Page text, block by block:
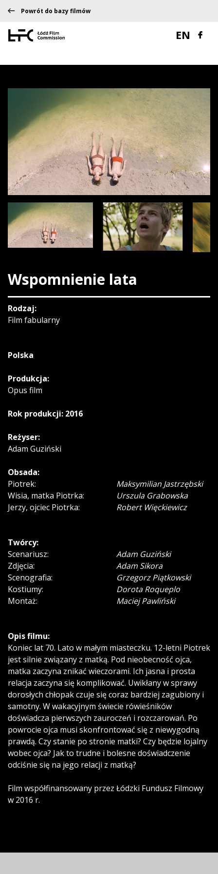
Powrót do bazy filmów
EN
Wspomnienie lata
Rodzaj:
Film fabularny
Polska
Produkcja:
Opus film
Rok produkcji: 2016
Reżyser:
Adam Guziński
Obsada:
Piotrek:
Maksymilian Jastrzębski
Wisia, matka Piotrka:
Urszula Grabowska
Jerzy, ojciec Piotrka:
Robert Więckiewicz
Twórcy:
Scenariusz:
Adam Guziński
Zdjęcia:
Adam Sikora
Scenografia:
Grzegorz Piątkowski
Kostiumy:
Dorota Roqueplo
Montaż:
Maciej Pawliński
Opis filmu:
Koniec lat 70. Lato w małym miasteczku. 12-letni Piotrek
jest silnie związany z matką. Pod nieobecność ojca,
matka zaczyna znikać wieczorami. Ich jasna i prosta
relacja zaczyna się komplikować. Uwikłany w sprawy
dorosłych chłopak czuje się coraz bardziej zagubiony i
samotny. W wakacyjnym świecie rówieśników
doświadcza pierwszych zauroczeń i rozczarowań. Po
powrocie ojca musi skonfrontować się z niewygodną
prawdą. Czy stanie po stronie matki? Czy będzie lojalny
wobec ojca? Jak to trudne i bolesne doświadczenie
odciśnie się na jego relacji z matką?
Film współfinansowany przez Łódzki Fundusz Filmowy
w 2016 r.